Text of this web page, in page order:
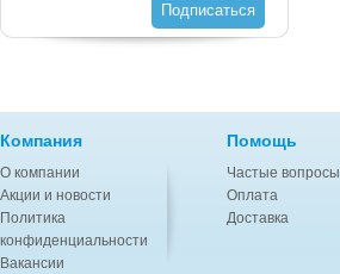
Подписаться
Компания
О компании
Акции и новости
Политика
конфиденциальности
Вакансии
Помощь
Частые вопросы
Оплата
Доставка